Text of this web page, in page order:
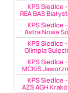
KPS Siedlce -
REA BAS
KPS Siedlce -
Astra Nowa
KPS Siedlce -
Olimpia
KPS Siedlce -
MCKiS
KPS Siedlce -
AZS AGH